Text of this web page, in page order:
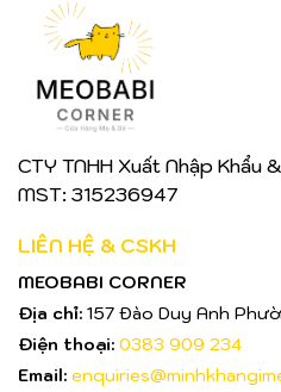
CTY TNHH Xuất Nhập Khẩu
MST: 315236947
LIÊN HỆ & CSKH
MEOBABI CORNER
Địa chỉ: 157 Đào Duy Anh
Điện thoại: 0383 909 234
Email: